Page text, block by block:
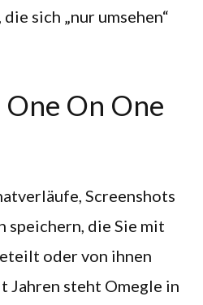
sich „nur umsehen“
One On One
Screenshots
speichern, die Sie mit
oder von ihnen
Jahren steht Omegle in